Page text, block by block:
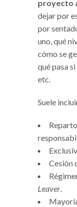
proyecto
dejar por
por
uno, qué
cómo se
qué pasa
etc.
Suele
Cesión
Leaver.